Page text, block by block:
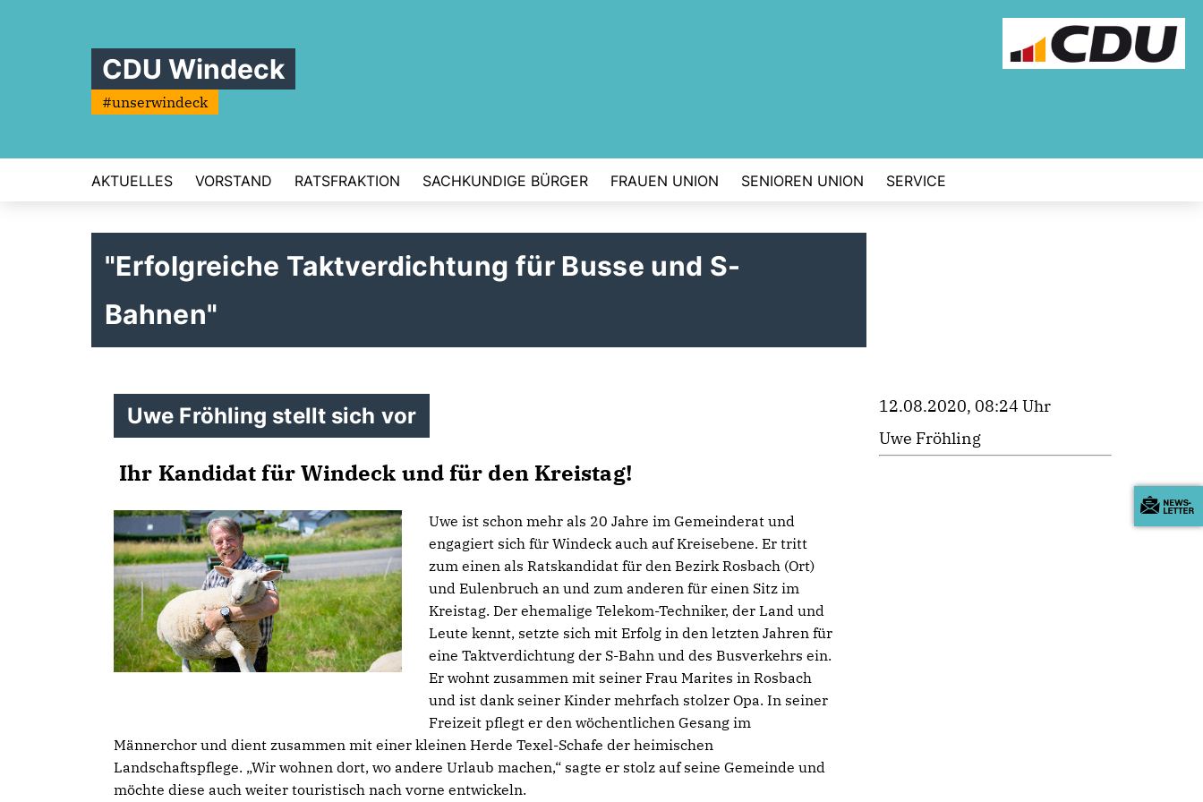
CDU Windeck
#unserwindeck
AKTUELLES VORSTAND RATSFRAKTION SACHKUNDIGE BÜRGER FRAUEN UNION SENIOREN UNION SERVICE
"Erfolgreiche Taktverdichtung für Busse und S-
Bahnen"
Uwe Fröhling stellt sich vor
Ihr Kandidat für Windeck und für den Kreistag!
Uwe ist schon mehr als 20 Jahre im Gemeinderat und
engagiert sich für Windeck auch auf Kreisebene. Er tritt
zum einen als Ratskandidat für den Bezirk Rosbach (Ort)
und Eulenbruch an und zum anderen für einen Sitz im
Kreistag. Der ehemalige Telekom-Techniker, der Land und
Leute kennt, setzte sich mit Erfolg in den letzten Jahren für
eine Taktverdichtung der S-Bahn und des Busverkehrs ein.
Er wohnt zusammen mit seiner Frau Marites in Rosbach
und ist dank seiner Kinder mehrfach stolzer Opa. In seiner
Freizeit pflegt er den wöchentlichen Gesang im
Männerchor und dient zusammen mit einer kleinen Herde Texel-Schafe der heimischen
Landschaftspflege. „Wir wohnen dort, wo andere Urlaub machen,“ sagte er stolz auf seine Gemeinde und
möchte diese auch weiter touristisch nach vorne entwickeln.
12.08.2020, 08:24 Uhr
Uwe Fröhling